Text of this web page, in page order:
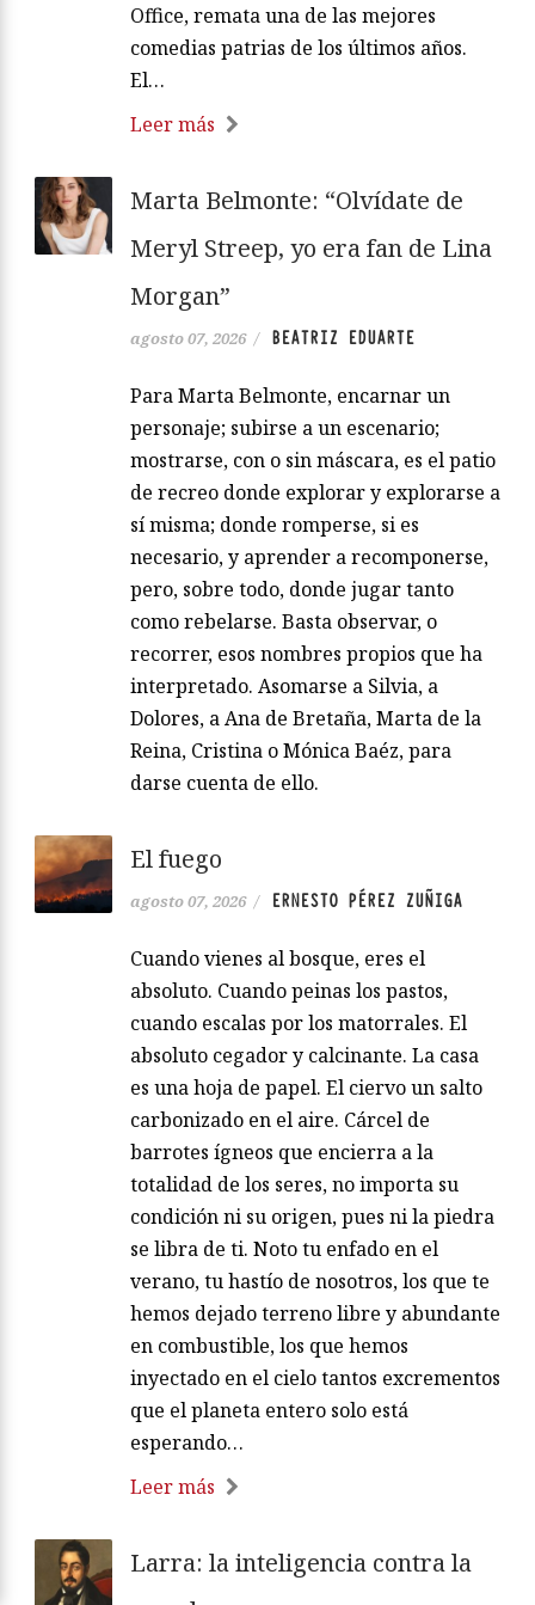
Office, remata una de las mejores
comedias patrias de los últimos años.
El…
Leer más
Marta Belmonte: “Olvídate de
Meryl Streep, yo era fan de Lina
Morgan”
agosto 07, 2026 / BEATRIZ EDUARTE
Para Marta Belmonte, encarnar un
personaje; subirse a un escenario;
mostrarse, con o sin máscara, es el patio
de recreo donde explorar y explorarse a
sí misma; donde romperse, si es
necesario, y aprender a recomponerse,
pero, sobre todo, donde jugar tanto
como rebelarse. Basta observar, o
recorrer, esos nombres propios que ha
interpretado. Asomarse a Silvia, a
Dolores, a Ana de Bretaña, Marta de la
Reina, Cristina o Mónica Baéz, para
darse cuenta de ello.
El fuego
agosto 07, 2026 / ERNESTO PÉREZ ZUÑIGA
Cuando vienes al bosque, eres el
absoluto. Cuando peinas los pastos,
cuando escalas por los matorrales. El
absoluto cegador y calcinante. La casa
es una hoja de papel. El ciervo un salto
carbonizado en el aire. Cárcel de
barrotes ígneos que encierra a la
totalidad de los seres, no importa su
condición ni su origen, pues ni la piedra
se libra de ti. Noto tu enfado en el
verano, tu hastío de nosotros, los que te
hemos dejado terreno libre y abundante
en combustible, los que hemos
inyectado en el cielo tantos excrementos
que el planeta entero solo está
esperando…
Leer más
Larra: la inteligencia contra la